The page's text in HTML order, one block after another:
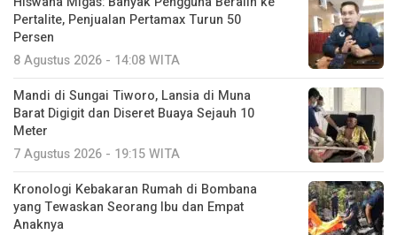
Pertalite, Penjualan Pertamax Turun 50
Persen
8 Agustus 2026 - 14:08 WITA
Mandi di Sungai Tiworo, Lansia di Muna
Barat Digigit dan Diseret Buaya Sejauh 10
Meter
7 Agustus 2026 - 19:15 WITA
Kronologi Kebakaran Rumah di Bombana
yang Tewaskan Seorang Ibu dan Empat
Anaknya